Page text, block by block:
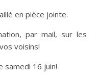
en pièce jointe.
par mail, sur les
voisins!
samedi 16 juin!